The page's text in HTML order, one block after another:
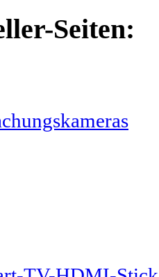
Seiten: